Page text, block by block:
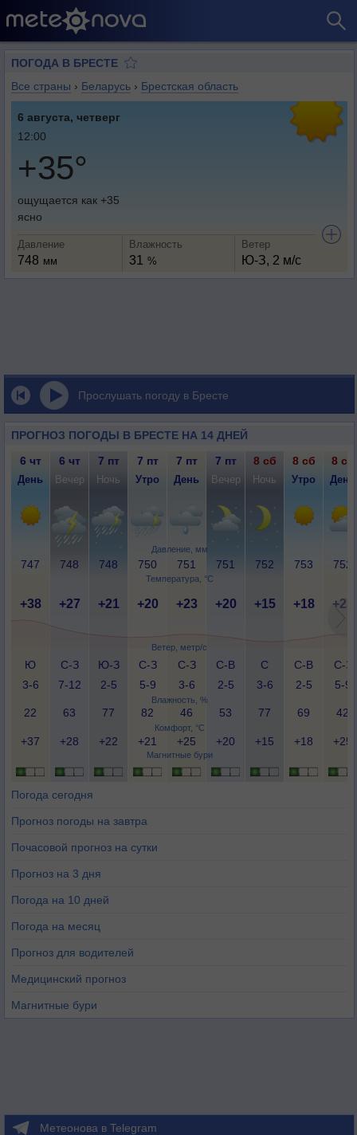
ПОГОДА В БРЕСТЕ
Все страны › Беларусь › Брестская область
6 августа, четверг
12:00
+35°
ощущается как +35
ясно
Давление
748 мм
Влажность
31 %
Ветер
Ю-З, 2 м/с
Прослушать погоду в Бресте
ПРОГНОЗ ПОГОДЫ В БРЕСТЕ НА 14 ДНЕЙ
Давление, мм
Температура, °C
Ветер, метр/с
Влажность, %
Комфорт, °C
Магнитные бури
6 чт 6 чт 7 пт 7 пт 7 пт 7 пт 8 сб 8 сб 8 сб
День Вечер Ночь Утро День Вечер Ночь Утро День
747 748 748 750 751 751 752 753 752
+38 +27 +21 +20 +23 +20 +15 +18 +23
Ю
3-6
С-З
7-12
Ю-З
2-5
С-З
5-9
С-З
3-6
С-В
2-5
С
3-6
С-В
2-5
С-З
5-9
22 63 77 82 46 53 77 69 42
+37 +28 +22 +21 +25 +20 +15 +18 +25
Погода сегодня
Прогноз погоды на завтра
Почасовой прогноз на сутки
Прогноз на 3 дня
Погода на 10 дней
Погода на месяц
Прогноз для водителей
Медицинский прогноз
Магнитные бури
Метеонова в Telegram